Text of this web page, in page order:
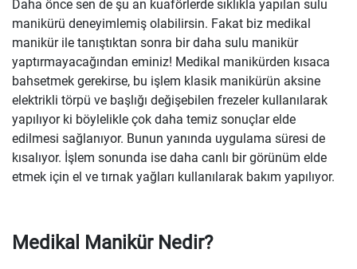
Daha önce sen de şu an kuaförlerde sıklıkla yapılan sulu
manikürü deneyimlemiş olabilirsin. Fakat biz medikal
manikür ile tanıştıktan sonra bir daha sulu manikür
yaptırmayacağından eminiz! Medikal manikürden kısaca
bahsetmek gerekirse, bu işlem klasik manikürün aksine
elektrikli törpü ve başlığı değişebilen frezeler kullanılarak
yapılıyor ki böylelikle çok daha temiz sonuçlar elde
edilmesi sağlanıyor. Bunun yanında uygulama süresi de
kısalıyor. İşlem sonunda ise daha canlı bir görünüm elde
etmek için el ve tırnak yağları kullanılarak bakım yapılıyor.
Medikal Manikür Nedir?